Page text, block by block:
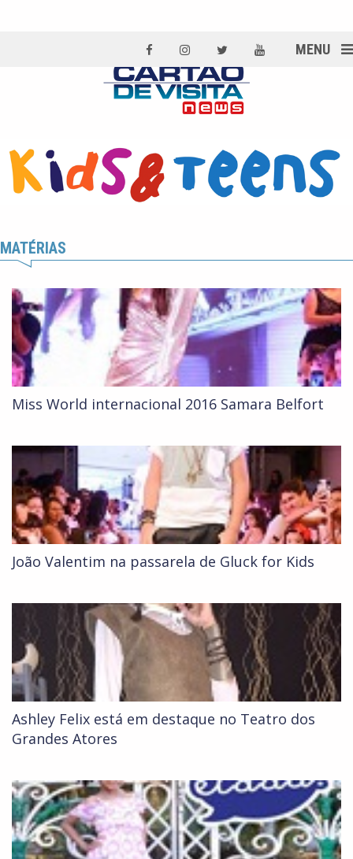
MENU
MATÉRIAS
Miss World internacional 2016 Samara Belfort
João Valentim na passarela de Gluck for Kids
Ashley Felix está em destaque no Teatro dos
Grandes Atores